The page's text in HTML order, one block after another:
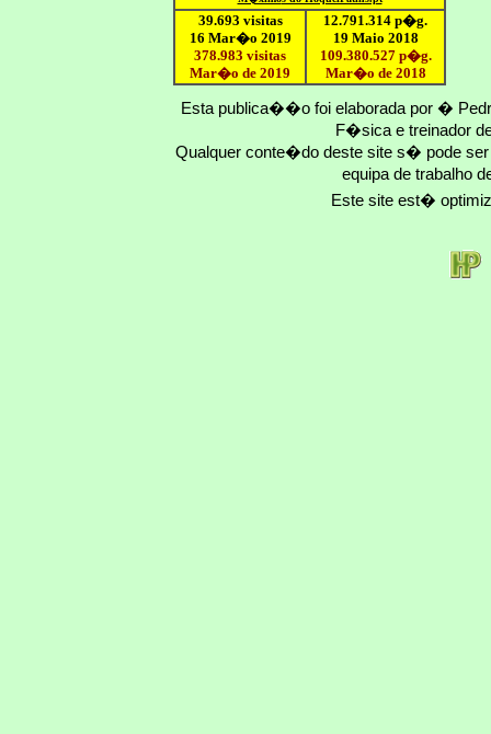
39.693 visitas
16 Mar�o 2019
378.983 visitas
Mar�o de 2019
12.791.314 p�g.
19 Maio 2018
109.380.527p�g.
Mar�o de 2018
Esta publica��o foi elaborada por �
F�sica e treinador
Qualquer conte�do deste site s� pode
equipa de trabalho
Este site est�